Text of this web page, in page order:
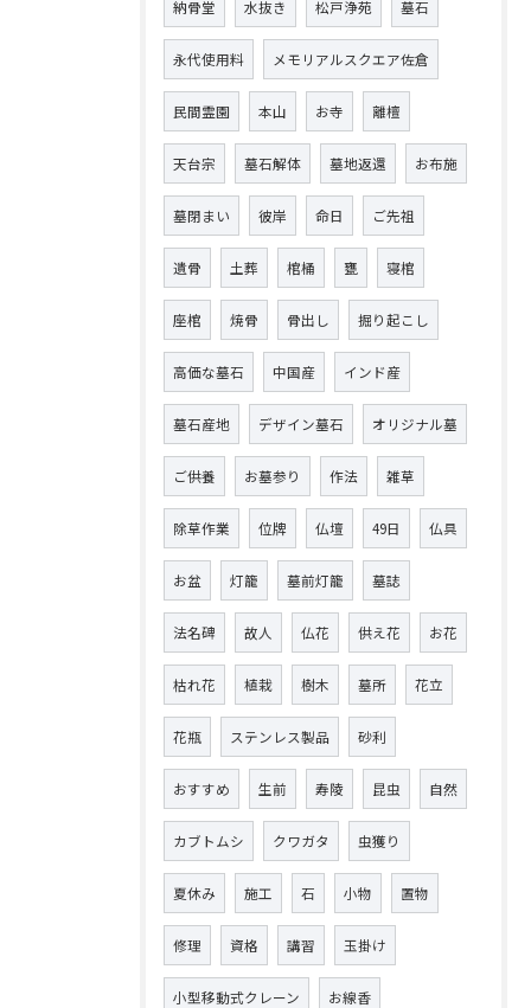
納骨堂 水抜き 松戸浄苑 墓石
永代使用料 メモリアルスクエア佐倉
民間霊園 本山 お寺 離檀
天台宗 墓石解体 墓地返還 お布施
墓閉まい 彼岸 命日 ご先祖
遺骨 土葬 棺桶 甕 寝棺
座棺 焼骨 骨出し 掘り起こし
高価な墓石 中国産 インド産
墓石産地 デザイン墓石 オリジナル墓
ご供養 お墓参り 作法 雑草
除草作業 位牌 仏壇 49日 仏具
お盆 灯籠 墓前灯籠 墓誌
法名碑 故人 仏花 供え花 お花
枯れ花 植栽 樹木 墓所 花立
花瓶 ステンレス製品 砂利
おすすめ 生前 寿陵 昆虫 自然
カブトムシ クワガタ 虫獲り
夏休み 施工 石 小物 置物
修理 資格 講習 玉掛け
小型移動式クレーン お線香